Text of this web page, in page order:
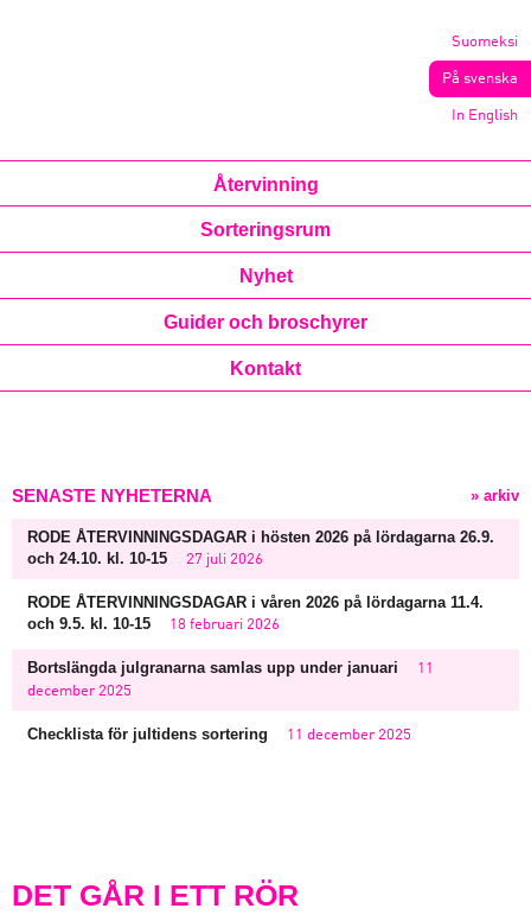
Suomeksi
På svenska
In English
Återvinning
Sorteringsrum
Nyhet
Guider och broschyrer
Kontakt
SENASTE NYHETERNA » arkiv
RODE ÅTERVINNINGSDAGAR i hösten 2026 på lördagarna 26.9.
och 24.10. kl. 10-15
27 juli 2026
RODE ÅTERVINNINGSDAGAR i våren 2026 på lördagarna 11.4.
och 9.5. kl. 10-15
18 februari 2026
Bortslängda julgranarna samlas upp under januari
11
december 2025
Checklista för jultidens sortering 11 december 2025
DET GÅR I ETT RÖR